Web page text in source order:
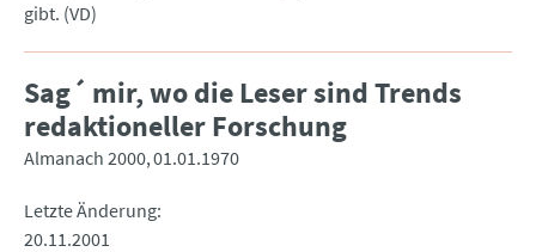
gibt. (VD)
Sag´ mir, wo die Leser sind Trends
redaktioneller Forschung
Almanach 2000 01.01.1970
Letzte Änderung
20.11.2001